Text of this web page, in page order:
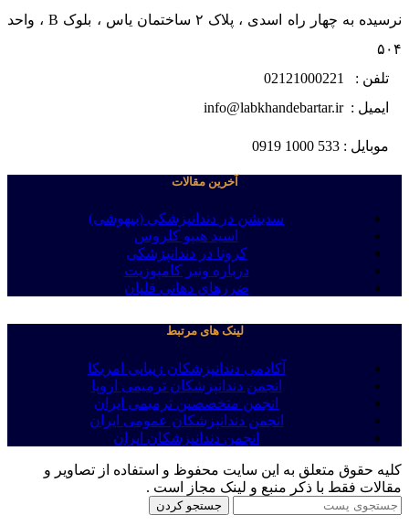
نرسیده به چهار راه اسدی ، پلاک ۲ ساختمان یاس ، بلوک B ، واحد
۵۰۴
تلفن : 02121000221
ایمیل : info@labkhandebartar.ir
موبایل : 533 1000 0919
آخرین مقالات
سدیشن در دندانپزشکی (بیهوشی)
اسید هیپو کلروس
کرونا در دندانپزشکی
درباره ونیر کامپوزیت
ضررهای دهانی قلیان
لینک های مرتبط
آکادمی دندانپزشکان زیبایی امریکا
انجمن دندانپزشکان ترمیمی اروپا
انجمن متخصصین ترمیمی ایران
انجمن دندانپزشکان عمومی ایران
انجمن دندانپزشکان ایران
کلیه حقوق متعلق به این سایت محفوظ و استفاده از تصاویر و
مقالات فقط با ذکر منبع و لینک مجاز است .
جستجو کردن